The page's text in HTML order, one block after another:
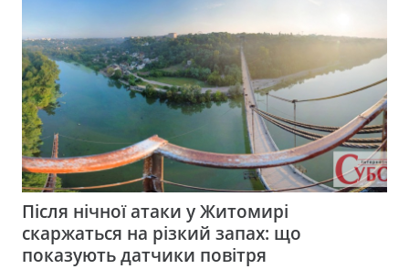
Після нічної атаки у Житомирі
скаржаться на різкий запах: що
показують датчики повітря